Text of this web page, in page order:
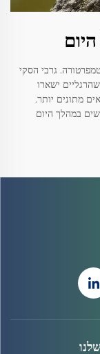
גרבי הסקי
ישארו
מתונים יותר.
במהלך היום